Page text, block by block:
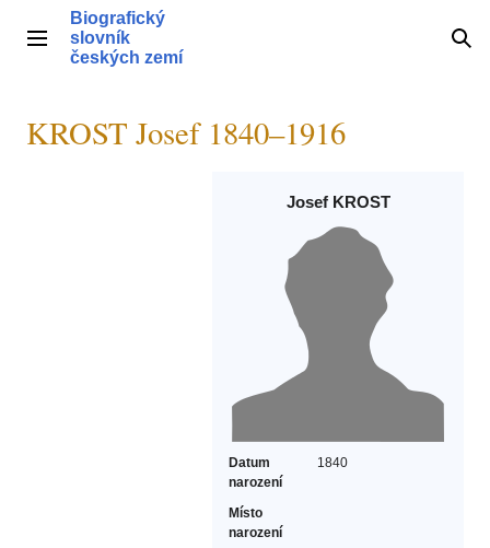
obsahHlavní menu
Biografický
slovník
českých zemí
KROST Josef 1840–1916
Josef KROST
Datum
narození
1840
Místo
narození